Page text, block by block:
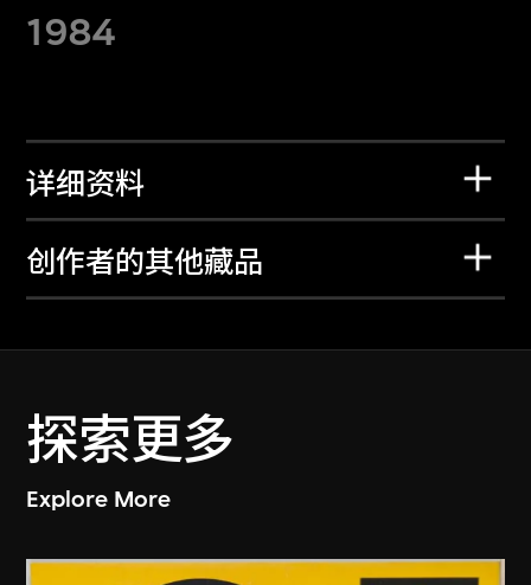
1984
详细资料
创作者的其他藏品
探索更多
Explore More